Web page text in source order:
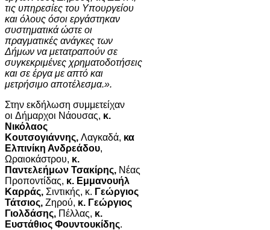
τις υπηρεσίες του Υπουργείου
και όλους όσοι εργάστηκαν
συστηματικά ώστε οι
πραγματικές ανάγκες των
Δήμων να μετατραπούν σε
συγκεκριμένες χρηματοδοτήσεις
και σε έργα με απτό και
μετρήσιμο αποτέλεσμα.».
Στην εκδήλωση συμμετείχαν
οι Δήμαρχοι Νάουσας, κ.
Νικόλαος
Κουτσογιάννης, Λαγκαδά, κα
Ελπινίκη Ανδρεάδου,
Ωραιοκάστρου, κ.
Παντελεήμων Τσακίρης, Νέας
Προποντίδας, κ. Εμμανουήλ
Καρράς, Σιντικής, κ. Γεώργιος
Τάτσιος, Ζηρού, κ. Γεώργιος
Γιολδάσης, Πέλλας, κ.
Ευστάθιος Φουντουκίδης.